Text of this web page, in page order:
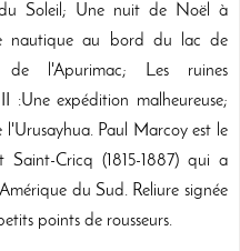
Soleil; Une nuit de Noël à
nautique au bord du lac de
de l'Apurimac; Les ruines
:Une expédition malheureuse;
l'Urusayhua. Paul Marcoy est le
Saint-Cricq (1815-1887) qui a
du Sud. Reliure signée
points de rousseurs.